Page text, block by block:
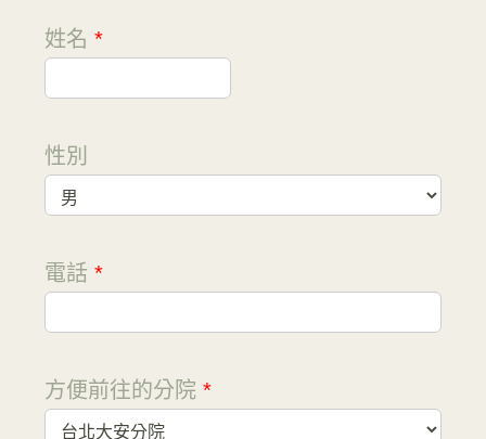
姓名 *
性別
電話 *
方便前往的分院 *